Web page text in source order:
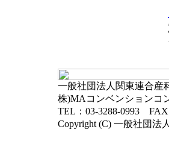
一般社団法人関東連合産
株)MAコンベンションコ
TEL：03-3288-0993
Copyright (C) 一般社団法